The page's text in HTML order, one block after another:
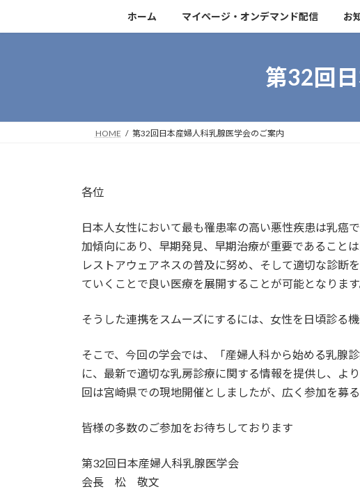
キ
に
ホーム マイページ・オンデマンド配信 お
第32回
HOME 第32回日本産婦人科乳腺医学会のご案内
各位
日本人女性において最も罹患率の高い悪性疾患は乳癌
加傾向にあり、早期発見、早期治療が重要であること
レストアウェアネスの普及に努め、そして適切な診断
ていくことで良い医療を展開することが可能となります
そうした連携をスムーズにするには、女性を日頃診る
そこで、今回の学会では、「産婦人科から始める乳腺
に、最新で適切な乳房診療に関する情報を提供し、よ
回は宮崎県での現地開催としましたが、広く参加を募
皆様の多数のご参加をお待ちしております
第32回日本産婦人科乳腺医学会
会長 松 敬文